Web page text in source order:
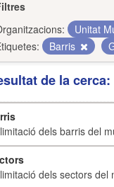
Unitat
Barris
de la
dels barris del
dels sectors del